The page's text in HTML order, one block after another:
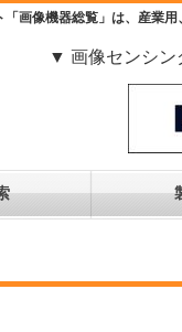
画像機器総覧」は、産業
▼ 画像センシ